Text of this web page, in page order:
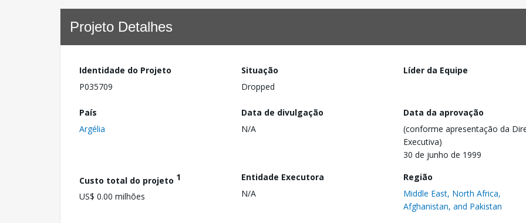
Projeto Detalhes
Identidade do Projeto
P035709
Situação
Dropped
Líder da Equipe
País
Argélia
Data de divulgação
N/A
Data da aprovação
(conforme apresentação da
Executiva)
30 de junho de 1999
Custo total do projeto 1
US$ 0.00 milhões
Entidade Executora
N/A
Região
Middle East, North Africa,
Afghanistan, and Pakistan